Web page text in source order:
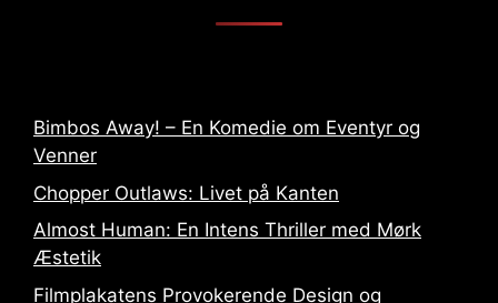
Bimbos Away! – En Komedie om Eventyr og
Venner
Chopper Outlaws: Livet på Kanten
Almost Human: En Intens Thriller med Mørk
Æstetik
Filmplakatens Provokerende Design og